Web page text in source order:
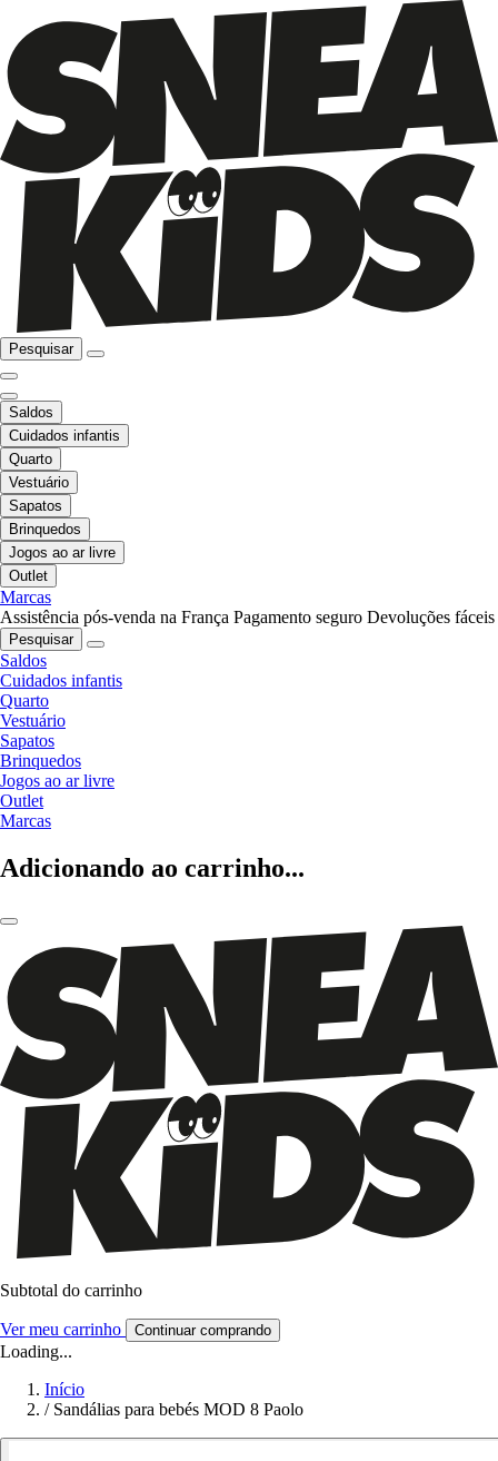
Pesquisar
Saldos
Cuidados infantis
Quarto
Vestuário
Sapatos
Brinquedos
Jogos ao ar livre
Outlet
Marcas
Assistência pós-venda na França Pagamento seguro Devoluções fáceis
Pesquisar
Saldos
Cuidados infantis
Quarto
Vestuário
Sapatos
Brinquedos
Jogos ao ar livre
Outlet
Marcas
Adicionando ao carrinho...
Subtotal do carrinho
Ver meu carrinho Continuar comprando
Loading...
Início
/ Sandálias para bebés MOD 8 Paolo